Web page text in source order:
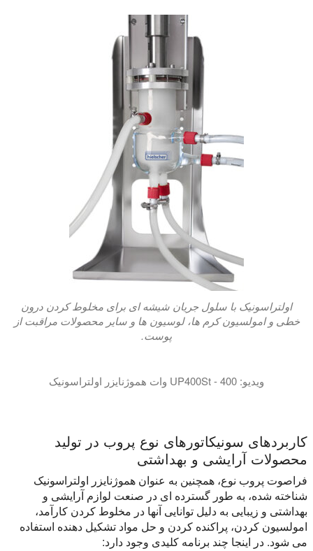
اولتراسونیک با سلول جریان شیشه ای برای مخلوط کردن درون
خطی و امولسیون کرم ها، لوسیون ها و سایر محصولات مراقبت از
پوست.
ویدیو: UP400St - 400 وات هموژنایزر اولتراسونیک
کاربردهای سونیکاتورهای نوع پروب در تولید
محصولات آرایشی و بهداشتی
فراصوت پروب نوع، همچنین به عنوان هموژنایزر اولتراسونیک
شناخته شده، به طور گسترده ای در صنعت لوازم آرایشی و
بهداشتی و زیبایی به دلیل توانایی آنها در مخلوط کردن کارآمد،
امولسیون کردن، پراکنده کردن و حل مواد تشکیل دهنده استفاده
می شود. در اینجا چند برنامه کلیدی وجود دارد: